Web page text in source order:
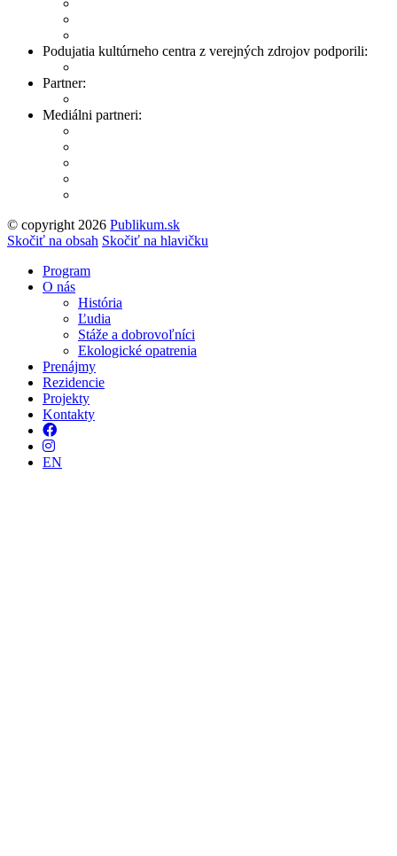
Podujatia kultúrneho centra z verejných zdrojov podporili:
Partner:
Mediálni partneri:
© copyright 2026 Publikum.sk
Tvorba stránok: Enjoy
Skočiť na obsah Skočiť na hlavičku
Program
O nás
História
Ľudia
Stáže a dobrovoľníci
Ekologické opatrenia
Prenájmy
Rezidencie
Projekty
Kontakty
Facebook
Instagram
EN